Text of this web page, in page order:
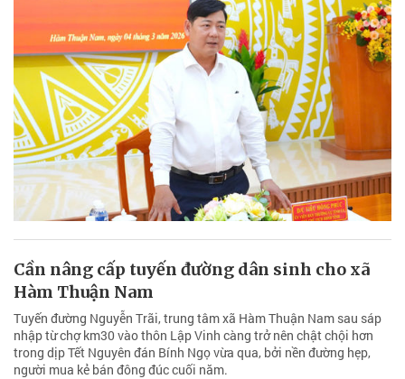
Cần nâng cấp tuyến đường dân sinh cho xã
Hàm Thuận Nam
Tuyến đường Nguyễn Trãi, trung tâm xã Hàm Thuận Nam sau sáp
nhập từ chợ km30 vào thôn Lập Vinh càng trở nên chật chội hơn
trong dịp Tết Nguyên đán Bính Ngọ vừa qua, bởi nền đường hẹp,
người mua kẻ bán đông đúc cuối năm.